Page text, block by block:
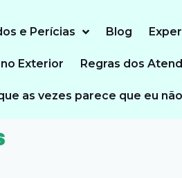
e Perícias Blog
Exterior Regras dos
as vezes parece que eu